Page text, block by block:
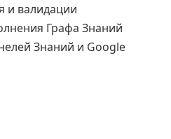
и валидации
Графа Знаний
Знаний и Google